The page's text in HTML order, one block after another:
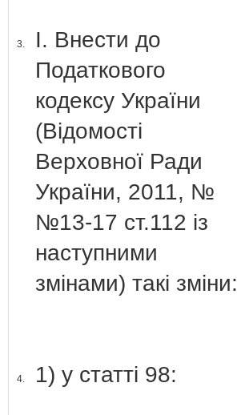
3.
І. Внести до
Податкового
кодексу України
(Відомості
Верховної Ради
України, 2011, №
№13-17 ст.112 із
наступними
змінами) такі зміни:
4. 1) у статті 98: